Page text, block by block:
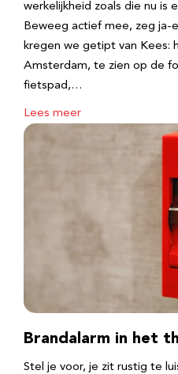
werkelijkheid zoals die nu is
Beweeg actief mee, zeg ja-
kregen we getipt van Kees:
Amsterdam, te zien op de
fietspad,…
Lees meer
Brandalarm in het
Stel je voor, je zit rustig te